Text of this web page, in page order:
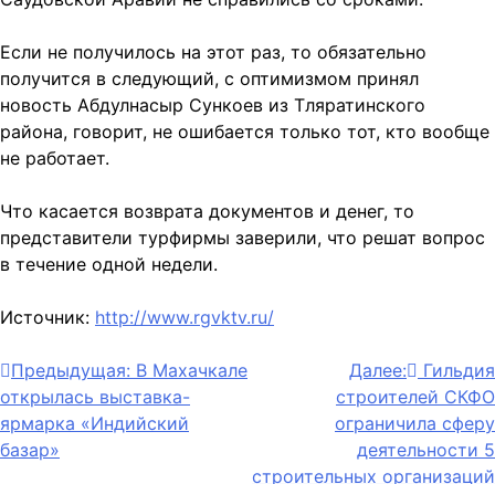
Если не получилось на этот раз, то обязательно
получится в следующий, с оптимизмом принял
новость Абдулнасыр Сункоев из Тляратинского
района, говорит, не ошибается только тот, кто вообще
не работает.
Что касается возврата документов и денег, то
представители турфирмы заверили, что решат вопрос
в течение одной недели.
Источник: http://www.rgvktv.ru/
Навигация
по
записям
Предыдущая: В Махачкале
открылась выставка-
ярмарка «Индийский
базар»
Далее:
Гильдия
строителей СКФО
ограничила сферу
деятельности 5
строительных организаций